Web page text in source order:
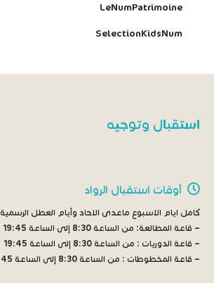
LeNumPatrimoine
SelectionKidsNum
استقبال وتوجيه
أوقات استقبال الرواد
كامل ايام الاسبوع ماعدى الاحاد وأيام العطل الرسمية
– قاعة المطالعة: من الساعة 8:30 إلى الساعة 19:45
– قاعة الدوريات : من الساعة 8:30 إلى الساعة 19:45
– قاعة المخطوطات : من الساعة 8:30 إلى الساعة 19:45